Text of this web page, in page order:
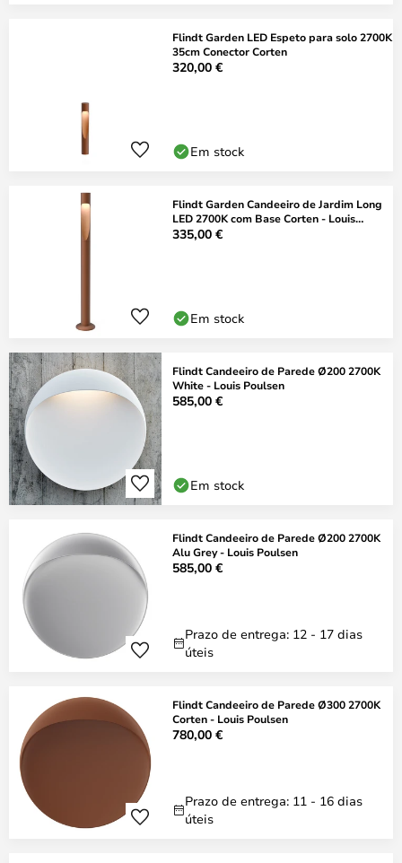
Flindt Garden LED Espeto para solo 2700K
35cm Conector Corten
320,00 €
Em stock
Flindt Garden Candeeiro de Jardim Long
LED 2700K com Base Corten - Louis
Poulsen
335,00 €
Em stock
Flindt Candeeiro de Parede Ø200 2700K
White - Louis Poulsen
585,00 €
Em stock
Flindt Candeeiro de Parede Ø200 2700K
Alu Grey - Louis Poulsen
585,00 €
Prazo de entrega: 12 - 17 dias
úteis
Flindt Candeeiro de Parede Ø300 2700K
Corten - Louis Poulsen
780,00 €
Prazo de entrega: 11 - 16 dias
úteis